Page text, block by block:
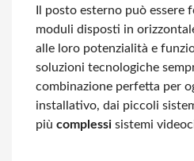
Il posto esterno può essere
moduli disposti in
alle loro potenzialità e
soluzioni tecnologiche
combinazione perfetta per
installativo, dai piccoli
più complessi sistemi